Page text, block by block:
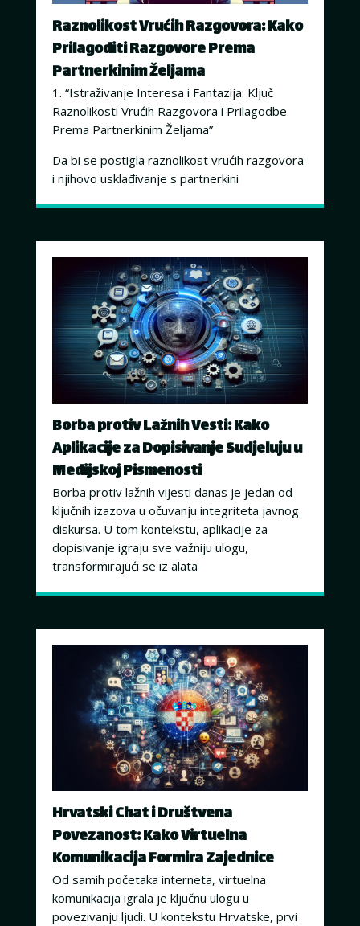
Raznolikost Vrućih Razgovora: Kako
Prilagoditi Razgovore Prema
Partnerkinim Željama
1. “Istraživanje Interesa i Fantazija: Ključ
Raznolikosti Vrućih Razgovora i Prilagodbe
Prema Partnerkinim Željama”
Da bi se postigla raznolikost vrućih razgovora
i njihovo usklađivanje s partnerkini
Borba protiv Lažnih Vesti: Kako
Aplikacije za Dopisivanje Sudjeluju u
Medijskoj Pismenosti
Borba protiv lažnih vijesti danas je jedan od
ključnih izazova u očuvanju integriteta javnog
diskursa. U tom kontekstu, aplikacije za
dopisivanje igraju sve važniju ulogu,
transformirajući se iz alata
Hrvatski Chat i Društvena
Povezanost: Kako Virtuelna
Komunikacija Formira Zajednice
Od samih početaka interneta, virtuelna
komunikacija igrala je ključnu ulogu u
povezivanju ljudi. U kontekstu Hrvatske, prvi